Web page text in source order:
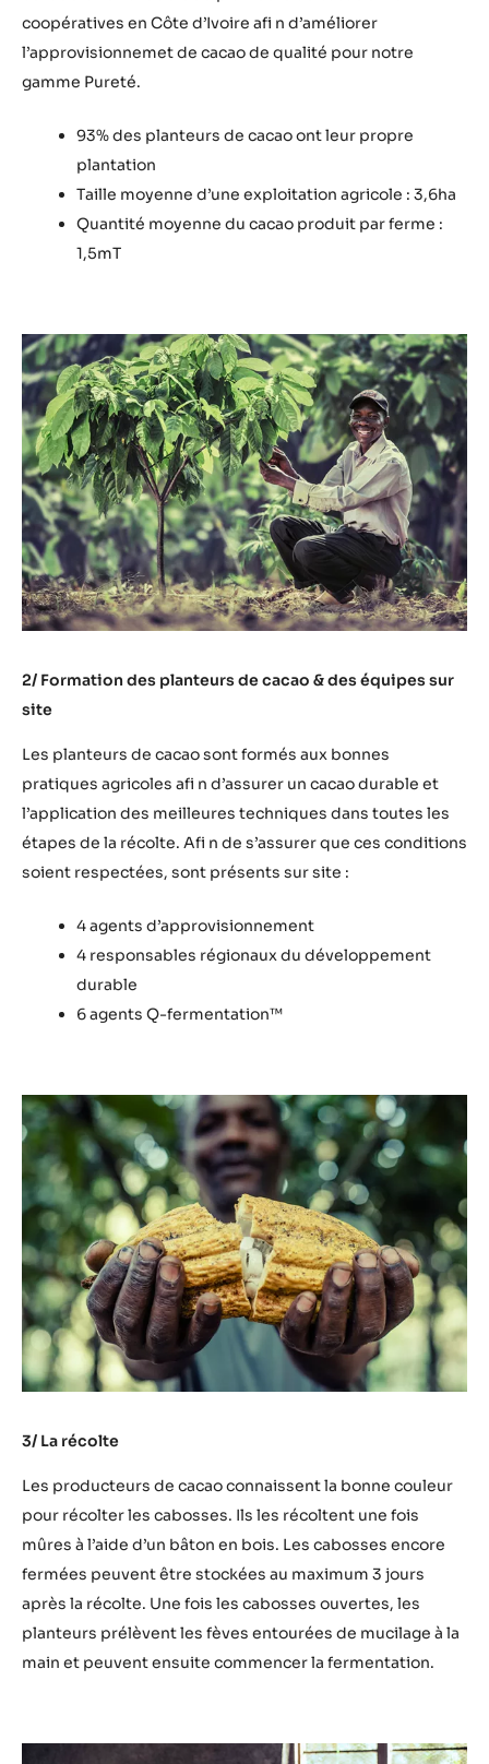
coopératives en Côte d’Ivoire afi n d’améliorer
l’approvisionnemet de cacao de qualité pour notre
gamme Pureté.
93% des planteurs de cacao ont leur propre
plantation
Taille moyenne d’une exploitation agricole : 3,6ha
Quantité moyenne du cacao produit par ferme :
1,5mT
2/ Formation des planteurs de cacao & des équipes sur
site
Les planteurs de cacao sont formés aux bonnes
pratiques agricoles afi n d’assurer un cacao durable et
l’application des meilleures techniques dans toutes les
étapes de la récolte. Afi n de s’assurer que ces conditions
soient respectées, sont présents sur site :
4 agents d’approvisionnement
4 responsables régionaux du développement
durable
6 agents Q-fermentation™
3/ La récolte
Les producteurs de cacao connaissent la bonne couleur
pour récolter les cabosses. Ils les récoltent une fois
mûres à l’aide d’un bâton en bois. Les cabosses encore
fermées peuvent être stockées au maximum 3 jours
après la récolte. Une fois les cabosses ouvertes, les
planteurs prélèvent les fèves entourées de mucilage à la
main et peuvent ensuite commencer la fermentation.